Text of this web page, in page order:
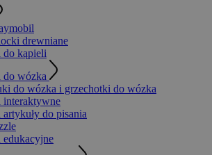
drewniane
do kąpieli
do wózka
do wózka i grzechotki do wózka
interaktywne
do pisania
edukacyjne